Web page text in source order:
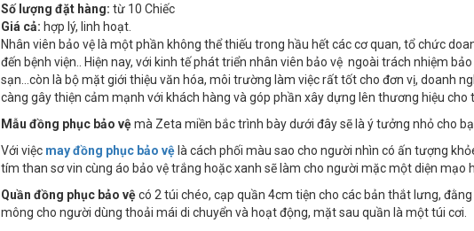
Số lượng đặt hàng: từ 10 Chiếc
Giá cả: hợp lý, linh hoạt.
Nhân viên bảo vệ là một phần không thể thiếu trong hầu hết các cơ quan, tổ chức
đến bệnh viện.. Hiện nay, với kinh tế phát triển nhân viên bảo vệ ngoài trách nhiệm
sạn...còn là bộ mặt giới thiệu văn hóa, môi trường làm việc rất tốt cho đơn vị, doanh
càng gây thiện cảm mạnh với khách hàng và góp phần xây dựng lên thương hiệu cho
Mẫu đồng phục bảo vệmà Zeta miền bắc trình bày dưới đây sẽ là ý tưởng nhỏ cho
Với việc may đồng phục bảo vệ là cách phối màu sao cho người nhìn có ấn tượng
tím than sơ vin cùng áo bảo vệ trắng hoặc xanh sẽ làm cho người mặc một diện mạo
Quần đồng phục bảo vệcó 2 túi chéo, cạp quần 4cm tiện cho các bản thắt lưng,
mông cho người dùng thoải mái di chuyển và hoạt động, mặt sau quần là một túi cơi.